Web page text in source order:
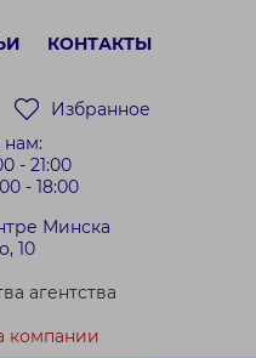
КОНТАКТЫ
Избранное
- 21:00
- 18:00
Минска
10
компании